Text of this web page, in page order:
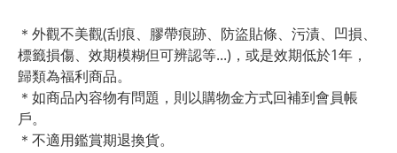
＊外觀不美觀(刮痕、膠帶痕跡、防盜貼條、污漬、凹損、
標籤損傷、效期模糊但可辨認等...)，或是效期低於1年，
歸類為福利商品。
＊如商品內容物有問題，則以購物金方式回補到會員帳
戶。
＊不適用鑑賞期退換貨。